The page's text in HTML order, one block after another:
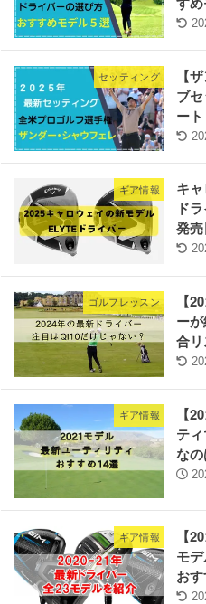
セッティング
【
ブ
ー
ギア情報
キ
ド
発
ゴルフレッスン
【
ー
合
ギア情報
【
テ
な
ギア情報
【
モ
お